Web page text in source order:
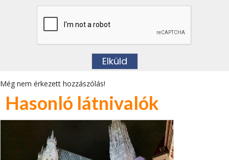
Még nem érkezett hozzászólás!
Hasonló látnivalók